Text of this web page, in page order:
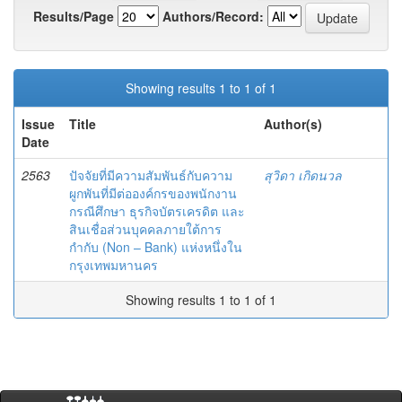
Results/Page
Authors/Record:
Showing results 1 to 1 of 1
Issue
Date
Title Author(s)
2563
ปัจจัยที่มีความสัมพันธ์กับความ
ผูกพันที่มีต่อองค์กรของพนักงาน
กรณีศึกษา ธุรกิจบัตรเครดิต และ
สินเชื่อส่วนบุคคลภายใต้การ
กำกับ (Non – Bank) แห่งหนึ่งใน
กรุงเทพมหานคร
สุวิดา เกิดนวล
Showing results 1 to 1 of 1